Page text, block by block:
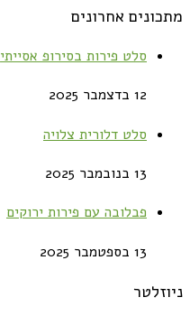
מתכונים אחרונים
סלט פירות בסירופ אסייתי
12 בדצמבר 2025
סלט דלורית צלויה
13 בנובמבר 2025
פבלובה עם פירות ירוקים
13 בספטמבר 2025
ניוזלטר